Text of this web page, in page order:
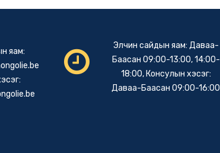
яам:
Элчин сайдын яам: Даваа-
Баасан 09:00-13:00, 14:00-
18:00, Консулын хэсэг:
Даваа-Баасан 09:00-16:00